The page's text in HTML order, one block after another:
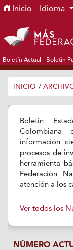
Ir al menú de
Ir al contenido
Ir al pie de página
Inicio Idioma
Boletín Actual Boletín
INICIO /
Boletín
Colombiana
información
procesos de
herramienta
Federación
atención a los
Ver todos los
NÚMERO